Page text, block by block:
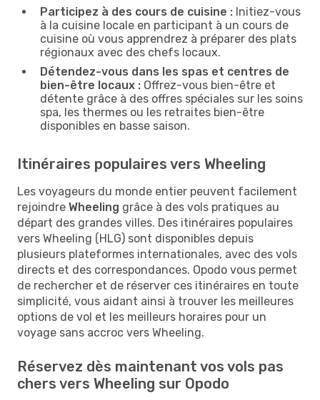
Participez à des cours de cuisine : Initiez-vous
à la cuisine locale en participant à un cours de
cuisine où vous apprendrez à préparer des plats
régionaux avec des chefs locaux.
Détendez-vous dans les spas et centres de
bien-être locaux : Offrez-vous bien-être et
détente grâce à des offres spéciales sur les soins
spa, les thermes ou les retraites bien-être
disponibles en basse saison.
Itinéraires populaires vers Wheeling
Les voyageurs du monde entier peuvent facilement
rejoindre Wheeling grâce à des vols pratiques au
départ des grandes villes. Des itinéraires populaires
vers Wheeling (HLG) sont disponibles depuis
plusieurs plateformes internationales, avec des vols
directs et des correspondances. Opodo vous permet
de rechercher et de réserver ces itinéraires en toute
simplicité, vous aidant ainsi à trouver les meilleures
options de vol et les meilleurs horaires pour un
voyage sans accroc vers Wheeling.
Réservez dès maintenant vos vols pas
chers vers Wheeling sur Opodo